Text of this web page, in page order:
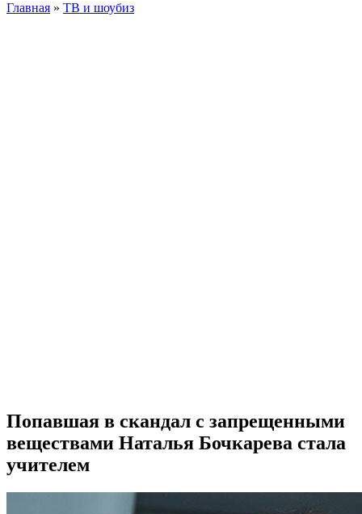
Главная » ТВ и шоубиз
Попавшая в скандал с запрещенными
веществами Наталья Бочкарева стала
учителем